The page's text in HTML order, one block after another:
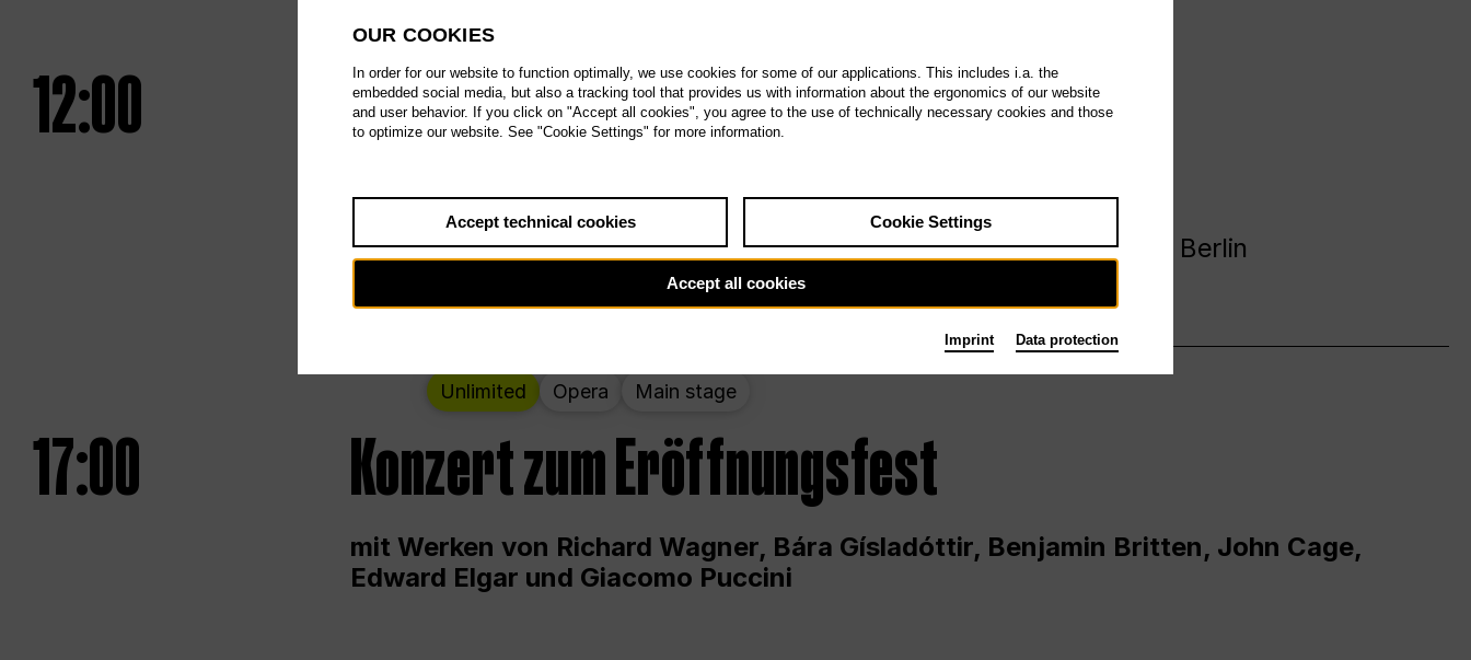
Unlimited
12:00 UNLESS THE PEOPLE LIVE HERE
Von Samstag 12.00 bis Sonntag 18.00 in und um die Deutsche Oper Berlin
Unlimited Opera Main stage
17:00 Konzert zum Eröffnungsfest
mit Werken von Richard Wagner, Bára Gísladóttir, Benjamin Britten, John Cage,
Edward Elgar und Giacomo Puccini
OUR COOKIES
In order for our website to function optimally, we use cookies for some of our applications. This includes i.a. the
embedded social media, but also a tracking tool that provides us with information about the ergonomics of our website
and user behavior. If you click on "Accept all cookies", you agree to the use of technically necessary cookies and those
to optimize our website. See "Cookie Settings" for more information.
Accept technical cookies Cookie Settings
Accept all cookies
Imprint Data protection